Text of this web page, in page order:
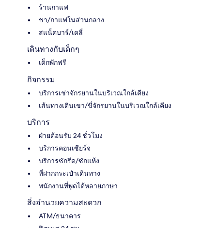
ร้านกาแฟ
ชา/กาแฟในส่วนกลาง
สแน็คบาร์/เดลี่
เดินทางกับเด็กๆ
เด็กพักฟรี
กิจกรรม
บริการเช่าจักรยานในบริเวณใกล้เคียง
เส้นทางเดินเขา/ขี่จักรยานในบริเวณใกล้เคียง
บริการ
ฝ่ายต้อนรับ 24 ชั่วโมง
บริการคอนเซียร์จ
บริการซักรีด/ซักแห้ง
ที่ฝากกระเป๋าเดินทาง
พนักงานที่พูดได้หลายภาษา
สิ่งอำนวยความสะดวก
ATM/ธนาคาร